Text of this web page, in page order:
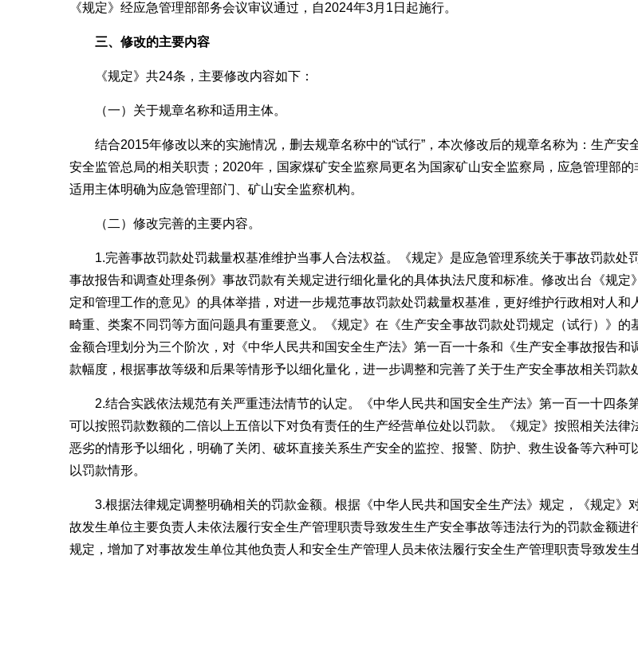
《规定》经应急管理部部务会议审议通过，自2024年3月1日起施行。
三、修改的主要内容
《规定》共24条，主要修改内容如下：
（一）关于规章名称和适用主体。
结合2015年修改以来的实施情况，删去规章名称中的“试行”，本次修改后的规章名称为：生产
安全监管总局的相关职责；2020年，国家煤矿安全监察局更名为国家矿山安全监察局，应急管理部
适用主体明确为应急管理部门、矿山安全监察机构。
（二）修改完善的主要内容。
1.完善事故罚款处罚裁量权基准维护当事人合法权益。《规定》是应急管理系统关于事故罚款
事故报告和调查处理条例》事故罚款有关规定进行细化量化的具体执法尺度和标准。修改出台《规
定和管理工作的意见》的具体举措，对进一步规范事故罚款处罚裁量权基准，更好维护行政相对人
畸重、类案不同罚等方面问题具有重要意义。《规定》在《生产安全事故罚款处罚规定（试行）》
金额合理划分为三个阶次，对《中华人民共和国安全生产法》第一百一十条和《生产安全事故报告
款幅度，根据事故等级和后果等情形予以细化量化，进一步调整和完善了关于生产安全事故相关罚款
2.结合实践依法规范有关严重违法情节的认定。《中华人民共和国安全生产法》第一百一十四
可以按照罚款数额的二倍以上五倍以下对负有责任的生产经营单位处以罚款。《规定》按照相关法
恶劣的情形予以细化，明确了关闭、破坏直接关系生产安全的监控、报警、防护、救生设备等六种
以罚款情形。
3.根据法律规定调整明确相关的罚款金额。根据《中华人民共和国安全生产法》规定，《规定
故发生单位主要负责人未依法履行安全生产管理职责导致发生生产安全事故等违法行为的罚款金额
规定，增加了对事故发生单位其他负责人和安全生产管理人员未依法履行安全生产管理职责导致发生